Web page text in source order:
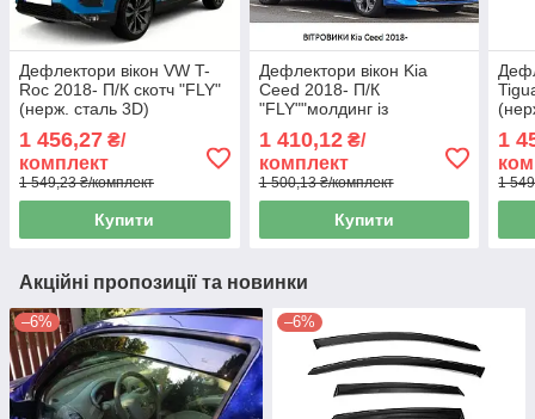
Дефлектори вікон VW T-
Roc 2018- П/К скотч "FLY"
(нерж. сталь 3D)
1 456,27 ₴/
комплект
1 549,23 ₴/комплект
Купити
Дефлектори вікон Kia
Ceed 2018- П/К
"FLY""молдинг із
3D"BKACD1823-W/S(69-
70)
1 410,12₴/
комплект
1 500,13 ₴/комплект
Купити
129)
1
1
Акційні пропозиції та новинки
–6% –6%